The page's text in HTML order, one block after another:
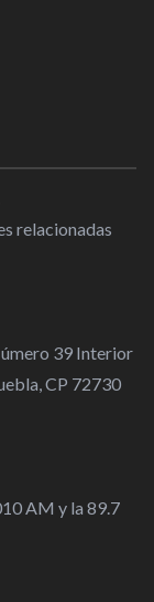
relacionadas
39 Interior
CP 72730
AM y la 89.7